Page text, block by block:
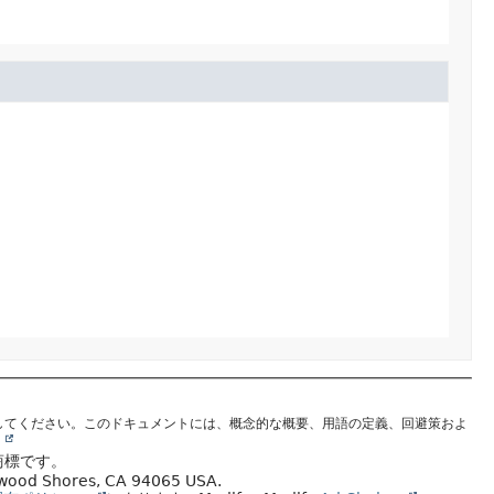
てください。このドキュメントには、概念的な概要、用語の定義、回避策およ
です。
Shores, CA 94065 USA.